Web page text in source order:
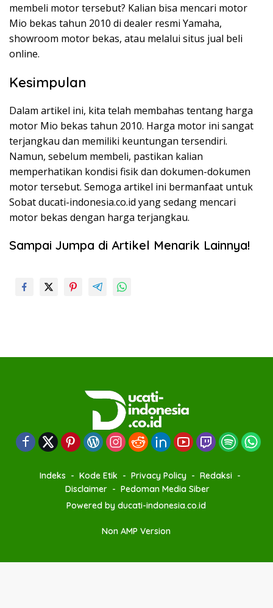
membeli motor tersebut? Kalian bisa mencari motor
Mio bekas tahun 2010 di dealer resmi Yamaha,
showroom motor bekas, atau melalui situs jual beli
online.
Kesimpulan
Dalam artikel ini, kita telah membahas tentang harga
motor Mio bekas tahun 2010. Harga motor ini sangat
terjangkau dan memiliki keuntungan tersendiri.
Namun, sebelum membeli, pastikan kalian
memperhatikan kondisi fisik dan dokumen-dokumen
motor tersebut. Semoga artikel ini bermanfaat untuk
Sobat ducati-indonesia.co.id yang sedang mencari
motor bekas dengan harga terjangkau.
Sampai Jumpa di Artikel Menarik Lainnya!
Indeks Kode Etik Privacy Policy
Redaksi
Disclaimer
Pedoman Media Siber
Powered by ducati-indonesia.co.id
Non AMP Version